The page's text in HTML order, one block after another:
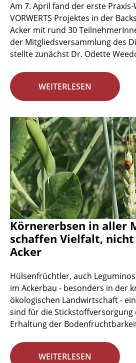
Am 7. April fand der erste
VORWERTS Projektes in der
Acker mit rund 30
der Mitgliedsversammlung des
stellte zunächst Dr. Odette
WEITERLESEN
Körnererbsen in aller
schaffen Vielfalt,
Acker
Hülsenfrüchtler, auch
im Ackerbau - besonders in der
ökologischen Landwirtschaft -
sind für die
Erhaltung der
WEITERLESEN